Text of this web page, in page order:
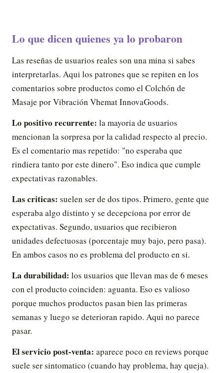
Lo que dicen quienes ya lo probaron
Las reseñas de usuarios reales son una mina si sabes
interpretarlas. Aqui los patrones que se repiten en los
comentarios sobre productos como el Colchón de
Masaje por Vibración Vhemat InnovaGoods.
Lo positivo recurrente: la mayoria de usuarios
mencionan la sorpresa por la calidad respecto al precio.
Es el comentario mas repetido: "no esperaba que
rindiera tanto por este dinero". Eso indica que cumple
expectativas razonables.
Las criticas: suelen ser de dos tipos. Primero, gente que
esperaba algo distinto y se decepciona por error de
expectativas. Segundo, usuarios que recibieron
unidades defectuosas (porcentaje muy bajo, pero pasa).
En ambos casos no es problema del producto en si.
La durabilidad: los usuarios que llevan mas de 6 meses
con el producto coinciden: aguanta. Eso es valioso
porque muchos productos pasan bien las primeras
semanas y luego se deterioran rapido. Aqui no parece
pasar.
El servicio post-venta: aparece poco en reviews porque
suele ser sintomatico (cuando hay problema, hay queja).